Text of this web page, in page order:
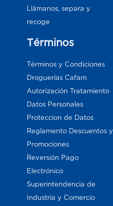
Llámanos, separa y
recoge
Términos
Términos y Condiciones
Droguerías Cafam
Autorización Tratamiento
Datos Personales
Proteccion de Datos
Reglamento Descuentos y
Promociones
Reversión Pago
Electrónico
Superintendencia de
Industria y Comercio